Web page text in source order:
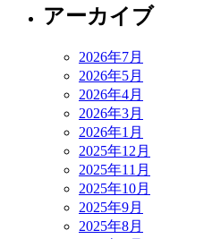
アーカイブ
2026年7月
2026年5月
2026年4月
2026年3月
2026年1月
2025年12月
2025年11月
2025年10月
2025年9月
2025年8月